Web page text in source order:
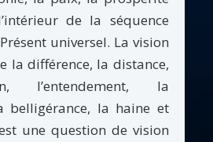
de la séquence
universel. La vision
la différence, la distance,
l’entendement, la
belligérance, la haine et
une question de vision